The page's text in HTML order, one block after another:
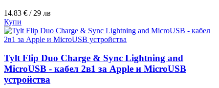
14.83 € / 29 лв
Купи
Tylt Flip Duo Charge & Sync Lightning and
MicroUSB - кабел 2в1 за Apple и MicroUSB
устройства